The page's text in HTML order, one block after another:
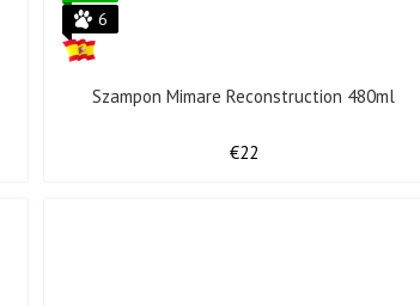
6
Szampon Mimare Reconstruction 480ml
€22